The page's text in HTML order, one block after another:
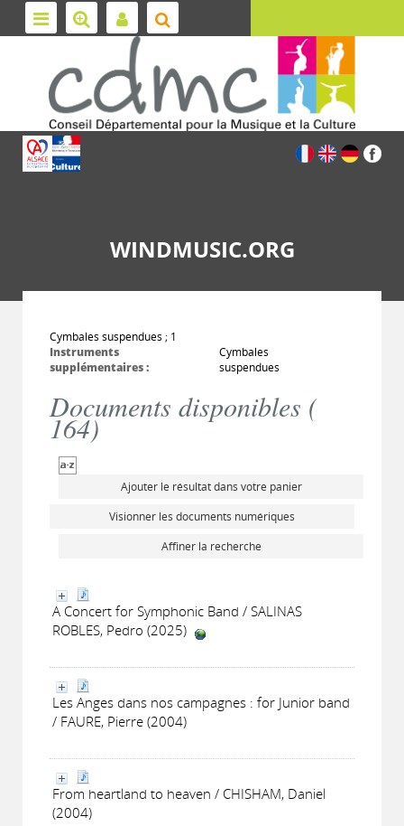
WINDMUSIC.ORG
Cymbales suspendues ; 1
Instruments
supplémentaires :
Cymbales
suspendues
Documents disponibles (
164)
Ajouter le résultat dans votre panier
Visionner les documents numériques
Affiner la recherche
A Concert for Symphonic Band / SALINAS
ROBLES, Pedro (2025)
Les Anges dans nos campagnes : for Junior band
/ FAURE, Pierre (2004)
From heartland to heaven / CHISHAM, Daniel
(2004)